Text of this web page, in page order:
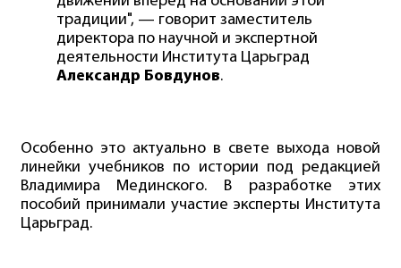
традиции", — говорит заместитель
директора по научной и экспертной
деятельности Института Царьград
Александр Бовдунов.
Особенно это актуально в свете выхода новой
линейки учебников по истории под редакцией
Владимира Мединского. В разработке этих
пособий принимали участие эксперты Института
Царьград.